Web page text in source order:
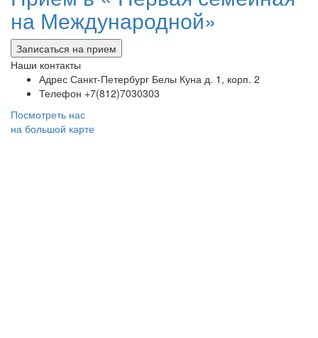
на Международной»
Записаться на прием
Наши контакты
Адрес Санкт-Петербург Белы Куна д. 1, корп. 2
Телефон +7(812)7030303
Посмотреть нас
на большой карте